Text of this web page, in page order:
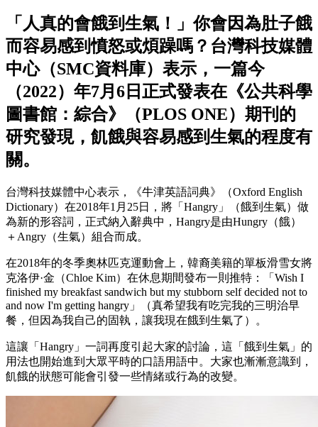
「人真的會餓到生氣！」你會因為肚子餓
而容易感到憤怒或煩躁嗎？台灣科技媒體
中心（SMC資料庫）表示，一篇今
（2022）年7月6日正式發表在《公共科學
圖書館：綜合》（PLOS ONE）期刊的
研究發現，飢餓與容易感到生氣的程度有
關。
台灣科技媒體中心表示，《牛津英語詞典》（Oxford English
Dictionary）在2018年1月25日，將「Hangry」（餓到生氣）做
為新的形容詞，正式納入辭典中，Hangry是由Hungry（餓）
＋Angry（生氣）組合而成。
在2018年的冬季奧林匹克運動會上，韓裔美籍的單板滑雪女將
克洛伊·金（Chloe Kim）在休息期間發布一則推特：「Wish I
finished my breakfast sandwich but my stubborn self decided not to
and now I'm getting hangry」（真希望我有吃完我的三明治早
餐，但因為我自己的固執，讓我現在餓到生氣了）。
這讓「Hangry」一詞再度引起大家的討論，這「餓到生氣」的
用法也開始進到大眾平時的口語用語中。大家也漸漸意識到，
飢餓的狀態可能會引發一些情緒或行為的改變。